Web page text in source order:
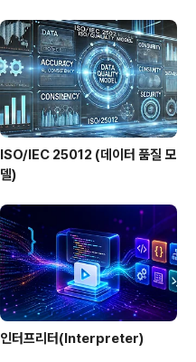
ISO/IEC 25012 (데이터 품질 모
델)
인터프리터(Interpreter)